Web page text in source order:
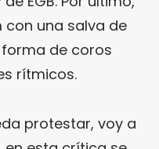
con una salva de
de coros
rítmicos.
protestar, voy a